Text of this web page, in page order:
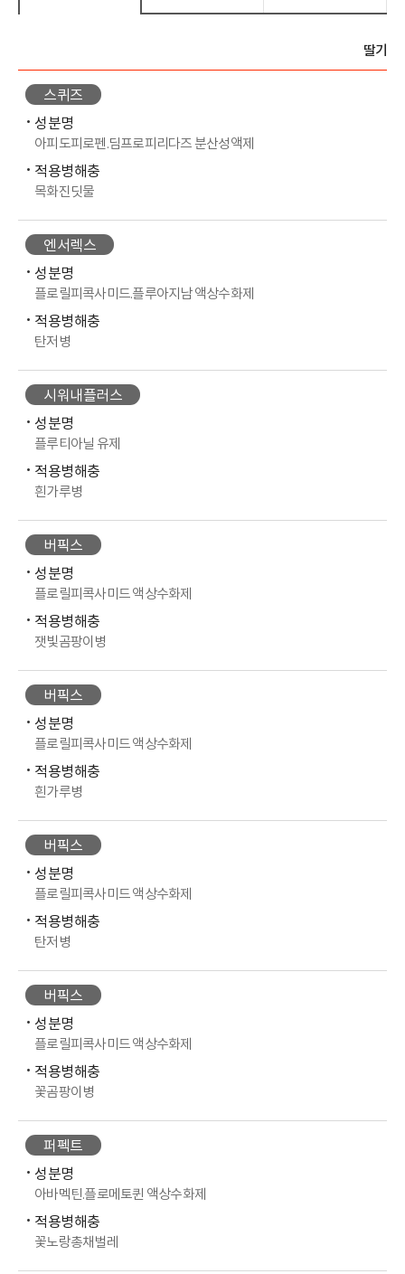
딸기
스퀴즈
성분명
아피도피로펜.딤프로피리다즈 분산성액제
적용병해충
목화진딧물
엔서렉스
성분명
플로릴피콕사미드.플루아지남 액상수화제
적용병해충
탄저병
시워내플러스
성분명
플루티아닐 유제
적용병해충
흰가루병
버픽스
성분명
플로릴피콕사미드 액상수화제
적용병해충
잿빛곰팡이병
버픽스
성분명
플로릴피콕사미드 액상수화제
적용병해충
흰가루병
버픽스
성분명
플로릴피콕사미드 액상수화제
적용병해충
탄저병
버픽스
성분명
플로릴피콕사미드 액상수화제
적용병해충
꽃곰팡이병
퍼펙트
성분명
아바멕틴.플로메토퀸 액상수화제
적용병해충
꽃노랑총채벌레